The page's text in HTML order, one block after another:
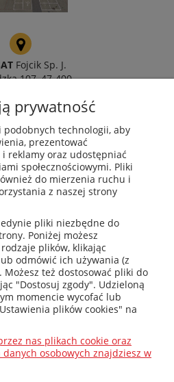
Fojcik Sp. J.
107, 47-400
32 419 01 20
415 31 65
prywatność
podobnych technologii, aby
prezentować
reklamy oraz udostępniać
społecznościowymi. Pliki
do mierzenia ruchu i
z naszej strony
pliki niezbędne do
Poniżej możesz
plików, klikając
odmówić ich używania (z
też dostosować pliki do
"Dostosuj zgody". Udzieloną
momencie wycofać lub
plików cookies" na
nas plikach cookie oraz
osobowych znajdziesz w